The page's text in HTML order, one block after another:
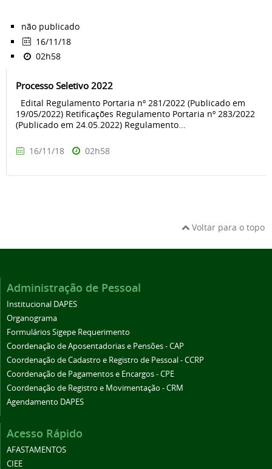
não publicado
16/11/18
02h58
Processo Seletivo 2022
Edital Regulamento Portaria nº 281/2022 (Publicado em
19/05/2022) Retificações Regulamento Portaria nº 283/2022
(Publicado em 24.05.2022) Regulamento...
16/11/18 02h58
Voltar para o topo
Administração de Pessoal
Institucional DAPES
Organograma
Formulários Sigepe Requerimento
Coordenação de Aposentadorias e Pensões - CAP
Coordenação de Cadastro e Registro de Pessoal - CCRP
Coordenação de Pagamentos e Encargos - CPE
Coordenação de Registro e Movimentação - CRM
Agendamento DAPES
Acesso Rápido
AFASTAMENTOS
CIEE